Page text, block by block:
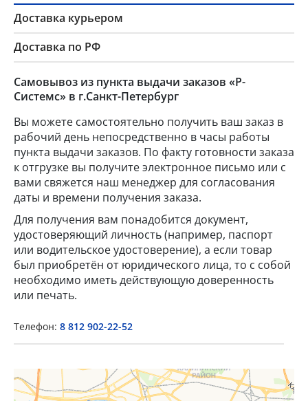
Доставка курьером
Доставка по РФ
Самовывоз из пункта выдачи заказов «Р-
Системс» в г.Санкт-Петербург
Вы можете самостоятельно получить ваш заказ в
рабочий день непосредственно в часы работы
пункта выдачи заказов. По факту готовности заказа
к отгрузке вы получите электронное письмо или с
вами свяжется наш менеджер для согласования
даты и времени получения заказа.
Для получения вам понадобится документ,
удостоверяющий личность (например, паспорт
или водительское удостоверение), а если товар
был приобретён от юридического лица, то с собой
необходимо иметь действующую доверенность
или печать.
Телефон: 8 812 902-22-52
Popup Title
×